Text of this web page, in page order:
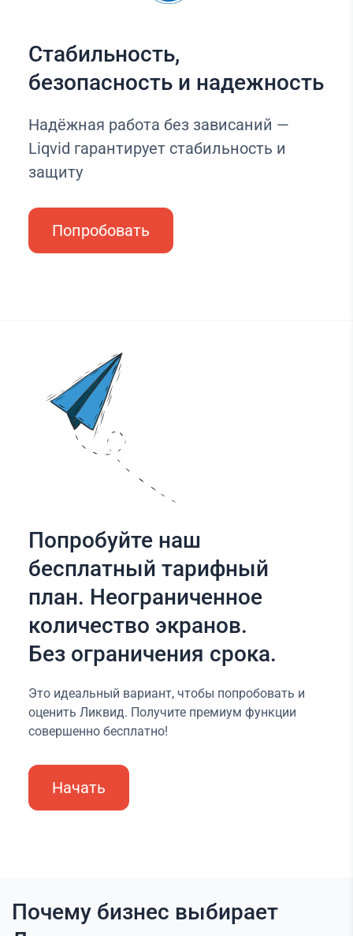
Стабильность,
безопасность и надежность
Надёжная работа без зависаний —
Liqvid гарантирует стабильность и
защиту
Попробовать
Попробуйте наш
бесплатный тарифный
план. Неограниченное
количество экранов.
Без ограничения срока.
Это идеальный вариант, чтобы попробовать и
оценить Ликвид. Получите премиум функции
совершенно бесплатно!
Начать
Почему бизнес выбирает